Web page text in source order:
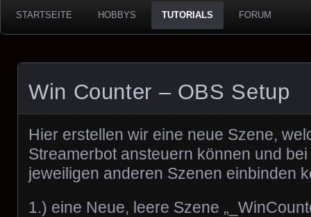
STARTSEITE HOBBYS TUTORIALS FORUM
Win Counter – OBS Setup
Hier erstellen wir eine neue Szene,
Streamerbot ansteuern können und
jeweiligen anderen Szenen einbinden
1.) eine Neue, leere Szene